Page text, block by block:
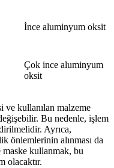
İnce aluminyum oksit
Çok ince aluminyum
oksit
ve kullanılan malzeme
Bu nedenle, işlem
Ayrıca,
önlemlerinin alınması da
kullanmak, bu
olacaktır.